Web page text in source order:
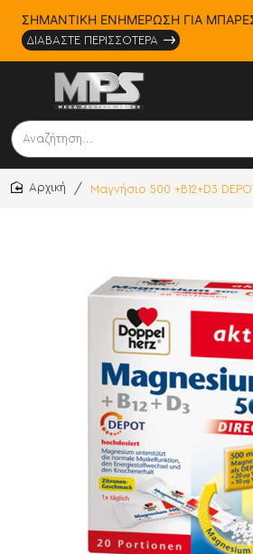
ΣΗΜΑΝΤΙΚΗ ΕΝΗΜΕΡΩΣΗ ΓΙΑ
ΔΙΑΒΑΣΤΕ ΠΕΡΙΣΣΟΤΕΡΑ
Αναζήτηση...
Μαγνήσιο 500 +Β12+D3